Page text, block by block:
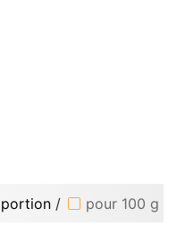
/ pour 100 g